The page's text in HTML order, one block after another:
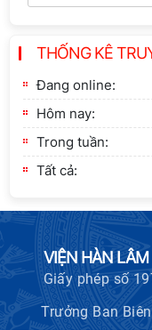
gian phát triển Việt
và lựa chọn chính
vào thứ ba, ngày 28/
Tọa đàm Giao lưu
những kinh nghiệm
Đảng Cộng sản
Cộng sản Việt Nam
Hội nghị Lãnh đạo
Khoa học xã hội Việt
với Ban Chủ nhiệm
khoa học và công
cấp Bộ
THỐNG KÊ
Đang online:
Hôm nay:
Trong tuần:
Tất cả:
VIỆN HÀN
Giấy phép số
Trưởng Ban